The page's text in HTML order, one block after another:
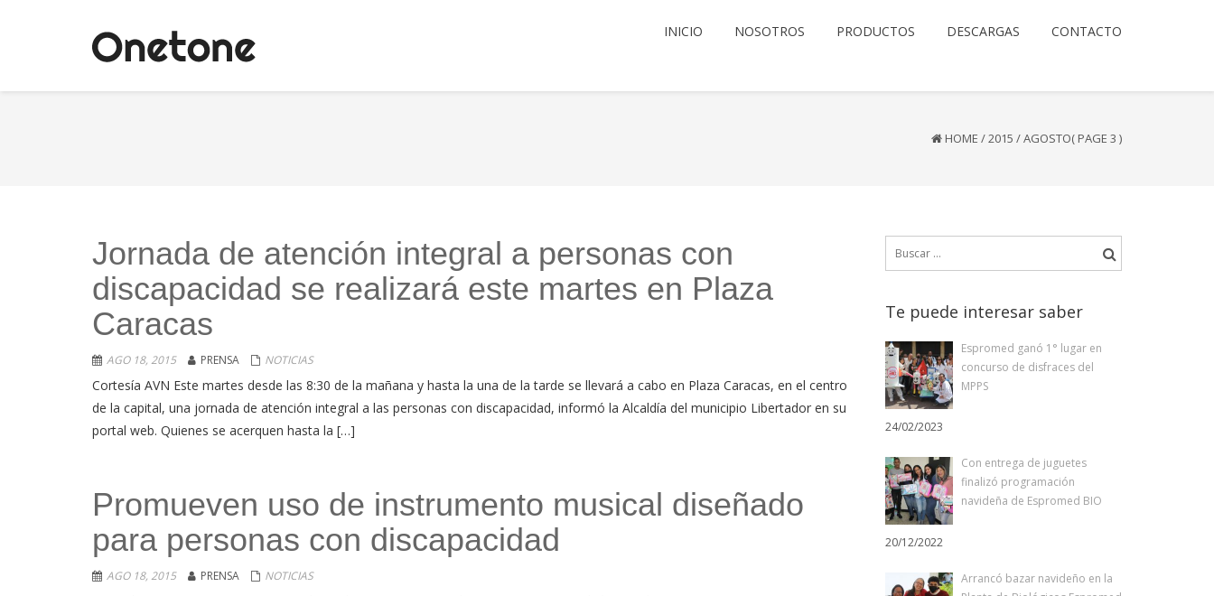
INICIO NOSOTROS PRODUCTOS DESCARGAS CONTACTO
HOME /2015 /AGOSTO( PAGE 3 )
Jornada de atención integral a personas con
discapacidad se realizará este martes en Plaza
Caracas
AGO 18, 2015 PRENSA NOTICIAS
Cortesía AVN Este martes desde las 8:30 de la mañana y hasta la una de la tarde se llevará a cabo en Plaza Caracas, en el centro
de la capital, una jornada de atención integral a las personas con discapacidad, informó la Alcaldía del municipio Libertador en su
portal web. Quienes se acerquen hasta la […]
Promueven uso de instrumento musical diseñado
para personas con discapacidad
AGO 18, 2015 PRENSA NOTICIAS
Te puede interesar saber
Espromed ganó 1° lugar en
concurso de disfraces del
MPPS
24/02/2023
Con entrega de juguetes
finalizó programación
navideña de Espromed BIO
20/12/2022
Arrancó bazar navideño en la